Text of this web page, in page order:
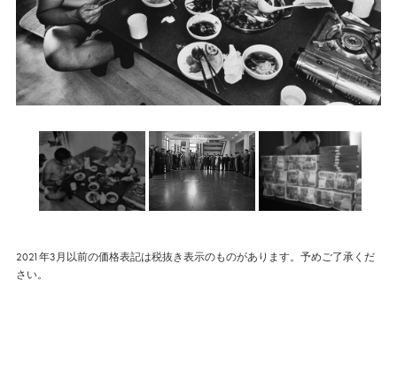
2021年3月以前の価格表記は税抜き表示のものがあります。予めご了承くだ
さい。